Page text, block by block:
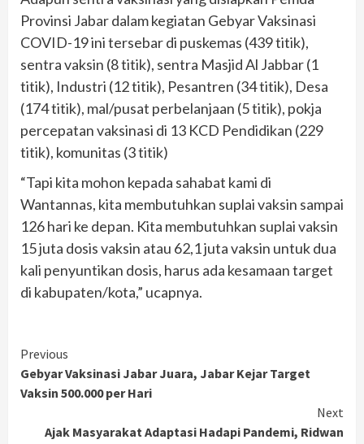
Provinsi Jabar dalam kegiatan Gebyar Vaksinasi
COVID-19 ini tersebar di puskemas (439 titik),
sentra vaksin (8 titik), sentra Masjid Al Jabbar (1
titik), Industri (12 titik), Pesantren (34 titik), Desa
(174 titik), mal/pusat perbelanjaan (5 titik), pokja
percepatan vaksinasi di 13 KCD Pendidikan (229
titik), komunitas (3 titik)
“Tapi kita mohon kepada sahabat kami di
Wantannas, kita membutuhkan suplai vaksin sampai
126 hari ke depan. Kita membutuhkan suplai vaksin
15 juta dosis vaksin atau 62,1 juta vaksin untuk dua
kali penyuntikan dosis, harus ada kesamaan target
di kabupaten/kota,” ucapnya.
Continue
Reading
Previous
Gebyar Vaksinasi Jabar Juara, Jabar Kejar Target
Vaksin 500.000 per Hari
Next
Ajak Masyarakat Adaptasi Hadapi Pandemi, Ridwan